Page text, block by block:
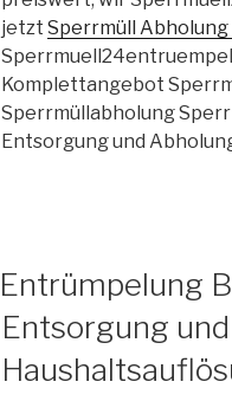
jetzt Sperrmüll Abholung
Komplettangebot
Sperrmüllabholung
Entsorgung und
AM
Entrümpelung
Entsorgung